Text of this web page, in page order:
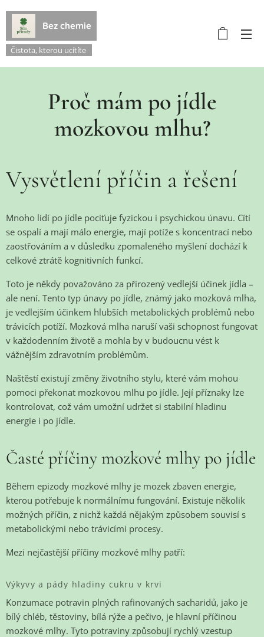
Bez chemie
Čistota, kterou ucítíte
Proč mám po jídle
mozkovou mlhu?
Vysvětlení příčin a řešení
Mnoho lidí po jídle pociťuje fyzickou i psychickou únavu. Cítí
se ospalí a mají málo energie, mají potíže s koncentrací nebo
zaostřováním a v důsledku zpomaleného myšlení dochází k
celkové ztrátě kognitivních funkcí.
Toto je někdy považováno za přirozený vedlejší účinek jídla –
ale není. Tento typ únavy po jídle, známý jako mozková mlha,
je vedlejším účinkem hlubších metabolických problémů nebo
trávicích potíží. Mozková mlha naruší vaši schopnost fungovat
v každodenním životě a mohla by v budoucnu vést k
vážnějším zdravotním problémům.
Naštěstí existují změny životního stylu, které vám mohou
pomoci překonat mozkovou mlhu po jídle. Její příznaky lze
kontrolovat, což vám umožní udržet si stabilní hladinu
energie i po jídle.
Časté příčiny mozkové mlhy po jídle
Během epizody mozkové mlhy je mozek zbaven energie,
kterou potřebuje k normálnímu fungování. Existuje několik
možných příčin, z nichž každá nějakým způsobem souvisí s
metabolickými nebo trávicími procesy.
Mezi nejčastější příčiny mozkové mlhy patří:
Výkyvy a pády hladiny cukru v krvi
Konzumace potravin plných rafinovaných sacharidů, jako je
bílý chléb, těstoviny, bílá rýže a pečivo, je hlavní příčinou
mozkové mlhy. Tyto potraviny způsobují rychlý vzestup